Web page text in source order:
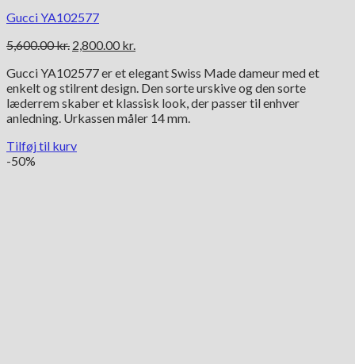
Gucci YA102577
5,600.00kr. Den
pris
var:
5,600.00 kr..
2,800.00 kr.
pris
er:
2,800.00 kr..
Gucci YA102577 er et elegant Swiss Made dameur med et
enkelt og stilrent design. Den sorte urskive og den sorte
læderrem skaber et klassisk look, der passer til enhver
anledning. Urkassen måler 14 mm.
Tilføj til kurv
-50%